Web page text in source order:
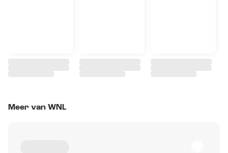
Meer van WNL